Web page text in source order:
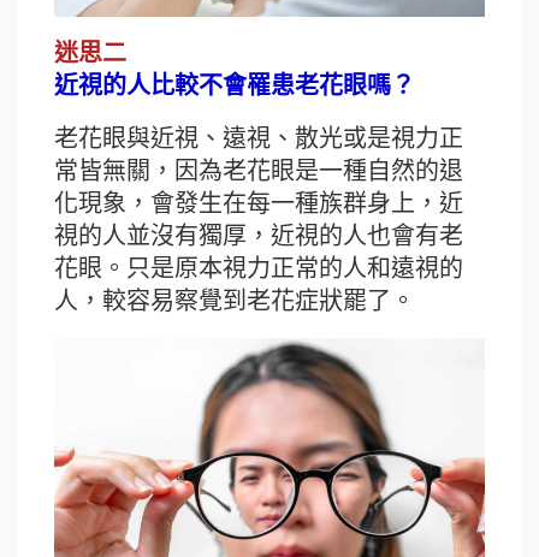
迷思二
近視的人比較不會罹患老花眼嗎？
老花眼與近視、遠視、散光或是視力正
常皆無關，因為老花眼是一種自然的退
化現象，會發生在每一種族群身上，近
視的人並沒有獨厚，近視的人也會有老
花眼。只是原本視力正常的人和遠視的
人，較容易察覺到老花症狀罷了。